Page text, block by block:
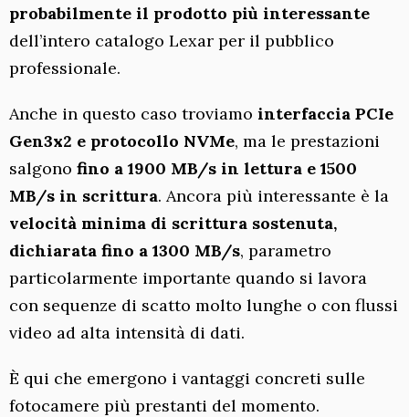
probabilmente il prodotto più interessante
dell’intero catalogo Lexar per il pubblico
professionale.
Anche in questo caso troviamo interfaccia PCIe
Gen3x2 e protocollo NVMe, ma le prestazioni
salgono fino a 1900 MB/s in lettura e 1500
MB/s in scrittura. Ancora più interessante è la
velocità minima di scrittura sostenuta,
dichiarata fino a 1300 MB/s, parametro
particolarmente importante quando si lavora
con sequenze di scatto molto lunghe o con flussi
video ad alta intensità di dati.
È qui che emergono i vantaggi concreti sulle
fotocamere più prestanti del momento.